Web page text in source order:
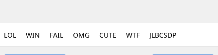
LOL WIN FAIL OMG CUTE WTF JLBCSDP